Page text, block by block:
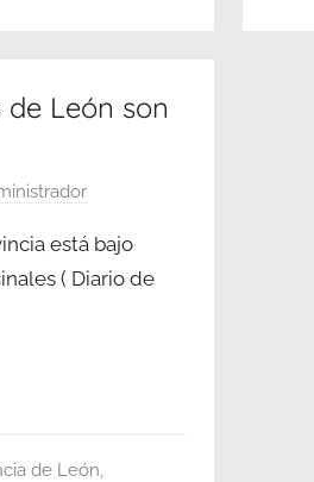
León son
está bajo
( Diario de
de León,